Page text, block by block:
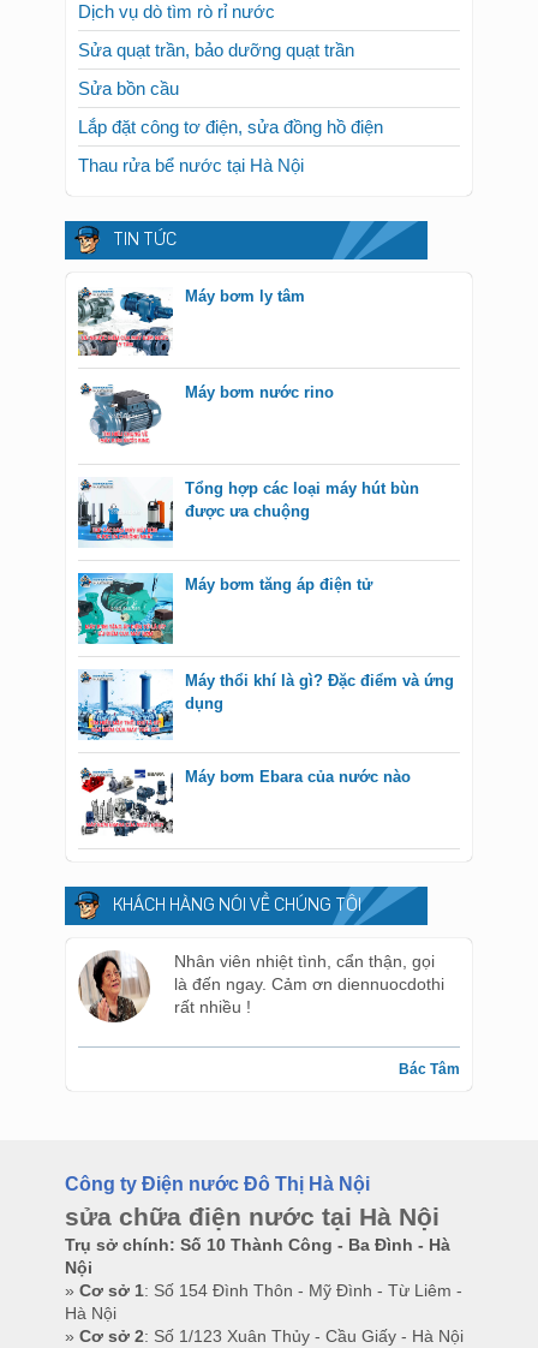
Dịch vụ dò tìm rò rỉ nước
Sửa quạt trần, bảo dưỡng quạt trần
Sửa bồn cầu
Lắp đặt công tơ điện, sửa đồng hồ điện
Thau rửa bể nước tại Hà Nội
TIN TỨC
Máy bơm ly tâm
Máy bơm nước rino
Tổng hợp các loại máy hút bùn
được ưa chuộng
Máy bơm tăng áp điện tử
Máy thổi khí là gì? Đặc điểm và ứng
dụng
Máy bơm Ebara của nước nào
KHÁCH HÀNG NÓI VỀ CHÚNG TÔI
Nhân viên nhiệt tình, cẩn thận, gọi
là đến ngay. Cảm ơn diennuocdothi
rất nhiều !
Bác Tâm
Công ty Điện nước Đô Thị Hà Nội
sửa chữa điện nước tại Hà Nội
Trụ sở chính: Số 10 Thành Công - Ba Đình - Hà
Nội
» Cơ sở 1: Số 154 Đình Thôn - Mỹ Đình - Từ Liêm -
Hà Nội
» Cơ sở 2: Số 1/123 Xuân Thủy - Cầu Giấy - Hà Nội